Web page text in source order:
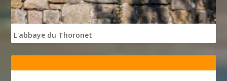
L'abbaye du Thoronet